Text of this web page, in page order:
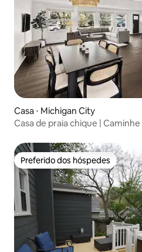
Casa ⋅ Michigan City
Casa de praia chique |
Preferido dos hóspedes
Preferido dos hóspedes